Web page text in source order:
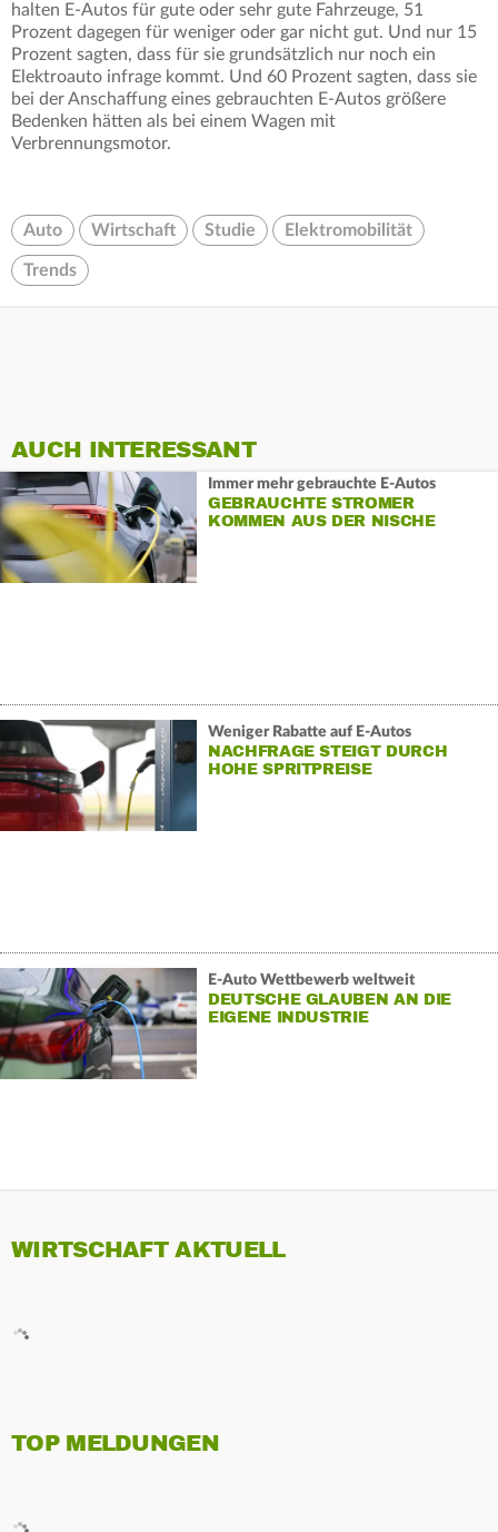
halten E-Autos für gute oder sehr gute Fahrzeuge, 51
Prozent dagegen für weniger oder gar nicht gut. Und nur 15
Prozent sagten, dass für sie grundsätzlich nur noch ein
Elektroauto infrage kommt. Und 60 Prozent sagten, dass sie
bei der Anschaffung eines gebrauchten E-Autos größere
Bedenken hätten als bei einem Wagen mit
Verbrennungsmotor.
Auto Wirtschaft Studie Elektromobilität
Trends
AUCH INTERESSANT
Immer mehr gebrauchte E-Autos
GEBRAUCHTE STROMER
KOMMEN AUS DER NISCHE
Weniger Rabatte auf E-Autos
NACHFRAGE STEIGT DURCH
HOHE SPRITPREISE
E-Auto Wettbewerb weltweit
DEUTSCHE GLAUBEN AN DIE
EIGENE INDUSTRIE
WIRTSCHAFT AKTUELL
TOP MELDUNGEN